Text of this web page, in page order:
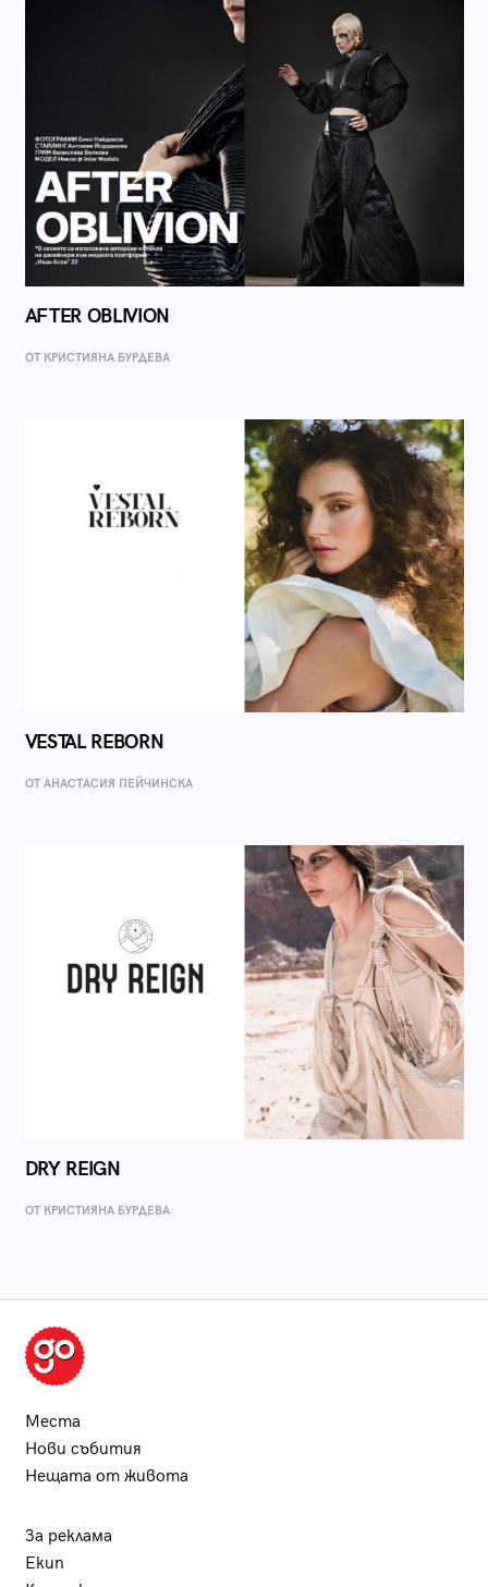
AFTER OBLIVION
ОТ КРИСТИЯНА БУРДЕВА
VESTAL REBORN
ОТ AНАСТАСИЯ ПЕЙЧИНСКА
DRY REIGN
ОТ КРИСТИЯНА БУРДЕВА
Места
Нови събития
Нещата от живота
За реклама
Екип